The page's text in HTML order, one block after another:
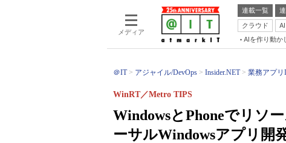
メディア
連載一覧
クラウド
AIを作り動か
＠IT アジャイル/DevOps Insider.NET 業務アプリ
WindowsとPhoneでリソ
ーサルWindowsアプリ開発
WinRT／Metro TIPS